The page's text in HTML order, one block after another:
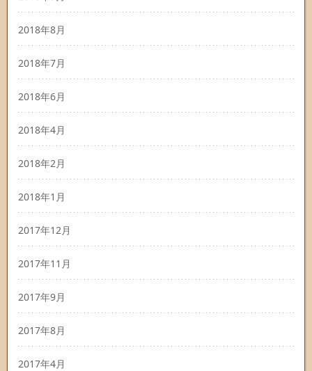
2018年8月
2018年7月
2018年6月
2018年4月
2018年2月
2018年1月
2017年12月
2017年11月
2017年9月
2017年8月
2017年4月